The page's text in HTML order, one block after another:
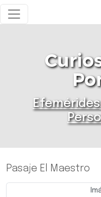
Pasaje El Maestro